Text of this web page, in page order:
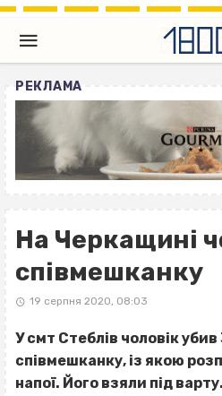
РЕКЛАМА
На Черкащині
співмешканку
19 серпня 2020, 08:03
У смт Стеблів чоловік убив
співмешканку, із якою
напої. Його взяли під варту.